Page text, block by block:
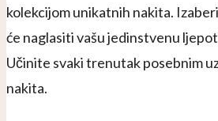
kolekcijom unikatnih nakita.
će naglasiti vašu jedinstvenu
Učinite svaki trenutak posebnim
nakita.